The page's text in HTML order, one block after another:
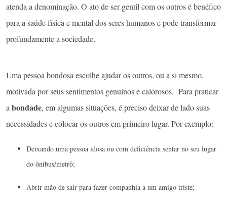
atenda a denominação. O ato de ser gentil com os outros é benéfico
para a saúde física e mental dos seres humanos e pode transformar
profundamente a sociedade.
Uma pessoa bondosa escolhe ajudar os outros, ou a si mesmo,
motivada por seus sentimentos genuínos e calorosos. Para praticar
a bondade, em algumas situações, é preciso deixar de lado suas
necessidades e colocar os outros em primeiro lugar. Por exemplo:
Deixando uma pessoa idosa ou com deficiência sentar no seu lugar
do ônibus/metrô;
Abrir mão de sair para fazer companhia a um amigo triste;